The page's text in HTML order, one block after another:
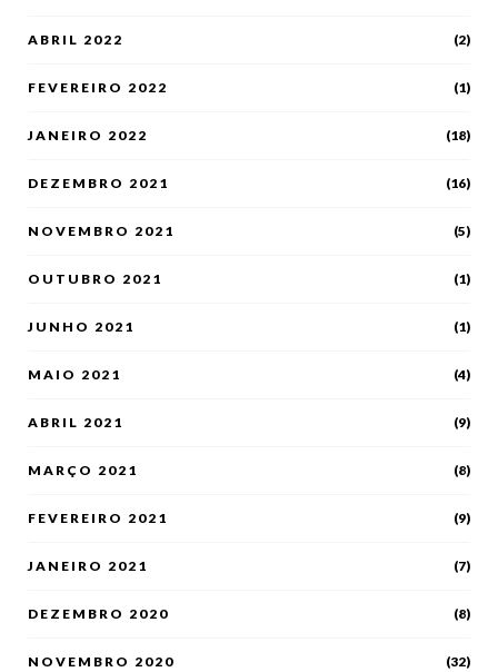
ABRIL 2022 (2)
FEVEREIRO 2022 (1)
JANEIRO 2022 (18)
DEZEMBRO 2021 (16)
NOVEMBRO 2021 (5)
OUTUBRO 2021 (1)
JUNHO 2021 (1)
MAIO 2021 (4)
ABRIL 2021 (9)
MARÇO 2021 (8)
FEVEREIRO 2021 (9)
JANEIRO 2021 (7)
DEZEMBRO 2020 (8)
NOVEMBRO 2020 (32)